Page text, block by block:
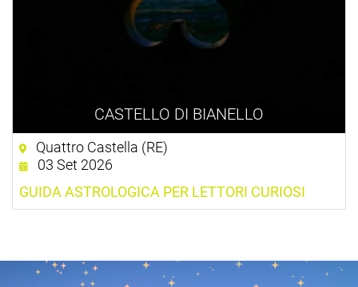
CASTELLO DI BIANELLO
Quattro Castella (RE)
03 Set 2026
GUIDA ASTROLOGICA PER LETTORI CURIOSI